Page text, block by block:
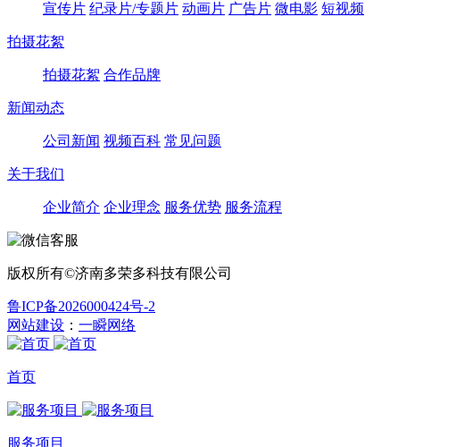
宣传片 纪录片/专题片 动画片 广告片 微电影 短视频
拍摄花絮
拍摄花絮 合作品牌
新闻动态
公司新闻 视频百科 常见问题
关于我们
企业简介 企业理念 服务优势 服务流程
版权所有©济南多荣多科技有限公司
鲁ICP备2026000424号-2
网站建设 ： 一瞬网络
首页
服务项目